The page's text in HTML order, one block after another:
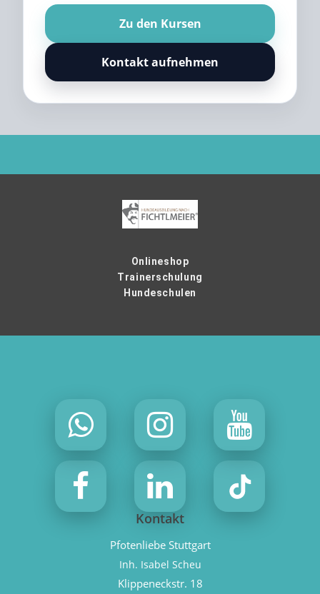
Zu den Kursen
Kontakt aufnehmen
Onlineshop
Trainerschulung
Hundeschulen
Kontakt
Pfotenliebe Stuttgart
Inh. Isabel Scheu
Klippeneckstr. 18